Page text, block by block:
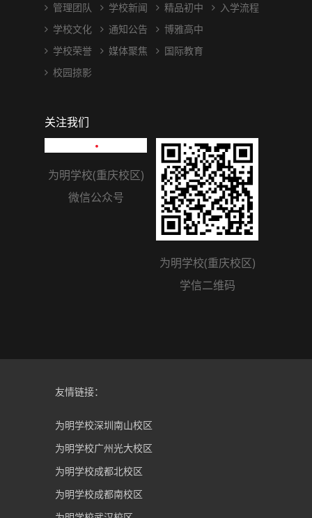
管理团队
学校文化
学校荣誉
校园掠影
学校新闻
通知公告
媒体聚焦
精品初中
博雅高中
国际教育
入学流程
关注我们
为明学校(重庆校区)
微信公众号
为明学校(重庆校区)
学信二维码
友情链接：
为明学校深圳南山校区
为明学校广州光大校区
为明学校成都北校区
为明学校成都南校区